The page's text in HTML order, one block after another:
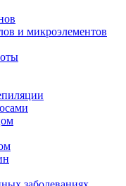
и микроэлементов